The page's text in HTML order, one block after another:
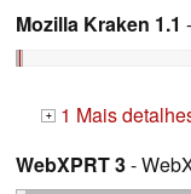
Mozilla Kraken 1.1
+ 1 Mais
WebXPRT 3-